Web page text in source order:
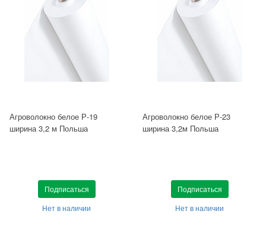
Агроволокно белое Р-19
ширина 3,2 м Польша
Подписаться
Нет в наличии
Агроволокно белое Р-23
ширина 3,2м Польша
Подписаться
Нет в наличии